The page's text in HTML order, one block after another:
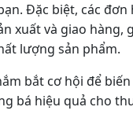
Đặc biệt, các đơn
xuất và giao hàng,
lượng sản phẩm.
bắt cơ hội để
bá hiệu quả cho